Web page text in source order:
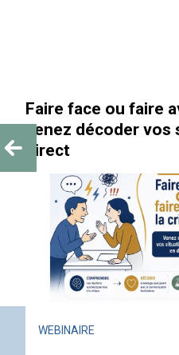
Faire face ou faire
venez décoder vos
direct
WEBINAIRE